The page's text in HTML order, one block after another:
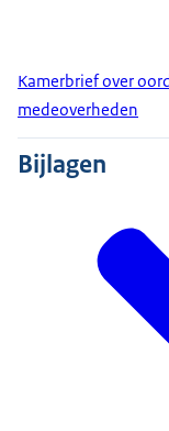
Kamerbrief over
medeoverheden
Bijlagen